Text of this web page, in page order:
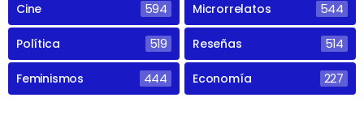
Cine 594 Microrrelatos 544
Política 519 Reseñas 514
Feminismos 444 Economía 227